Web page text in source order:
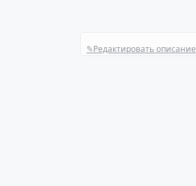
✎Редактировать описание